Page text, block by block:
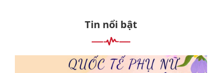
Tin nổi bật